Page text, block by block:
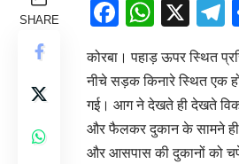
SHARE X
कोरबा। पहाड़ ऊपर स्थित
नीचे सड़क किनारे स्थित एक
गई। आग ने देखते ही देखते
और फैलकर दुकान के सामने
और आसपास की दुकानों को